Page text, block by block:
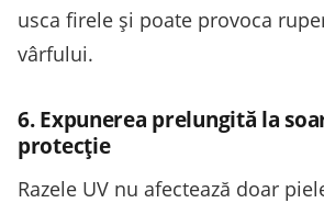
usca firele și poate provoca
vârfului.
6. Expunerea prelungită la
protecție
Razele UV nu afectează doar